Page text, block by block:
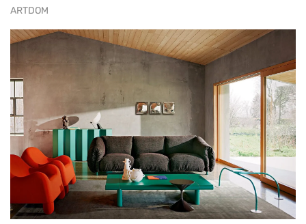
ARTDOM